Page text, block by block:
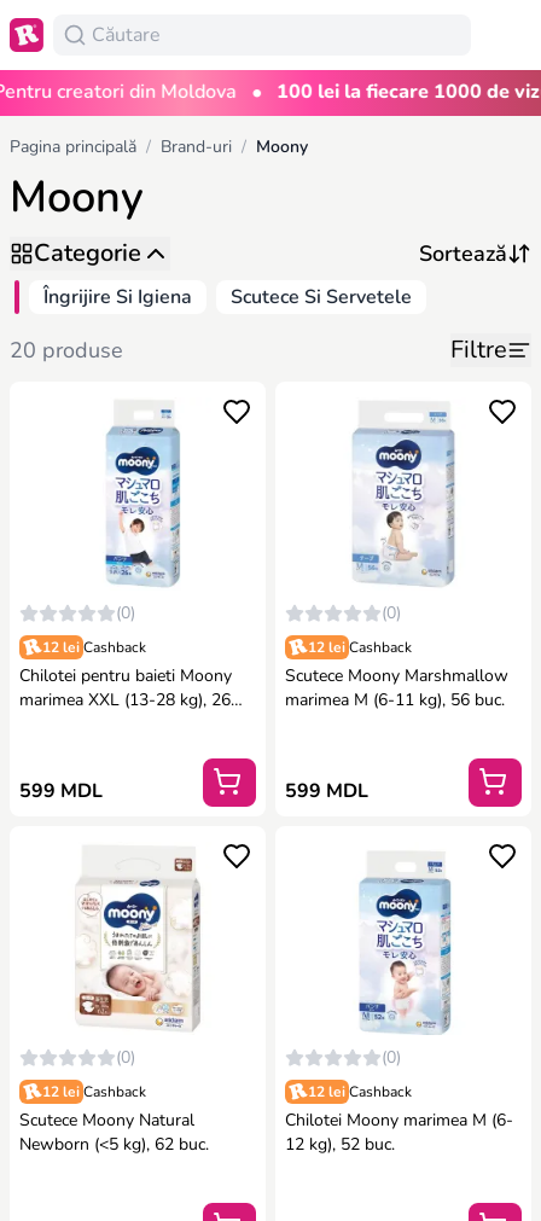
creatori din Moldova • 100 lei la fiecare 1000 de
Pagina principală / Brand-uri / Moony
Moony
Categorie
Îngrijire Si Igiena Scutece Si Servetele
20 produse Filtre
(0)
12 lei Cashback
Chilotei pentru baieti Moony
marimea XXL (13-28 kg), 26
599 MDL
(0)
12 lei Cashback
Scutece Moony Marshmallow
marimea M (6-11 kg), 56 buc.
599 MDL
(0)
12 lei Cashback
Scutece Moony Natural
Newborn (<5 kg), 62 buc.
(0)
12 lei Cashback
Chilotei Moony marimea M (6-
12 kg), 52 buc.